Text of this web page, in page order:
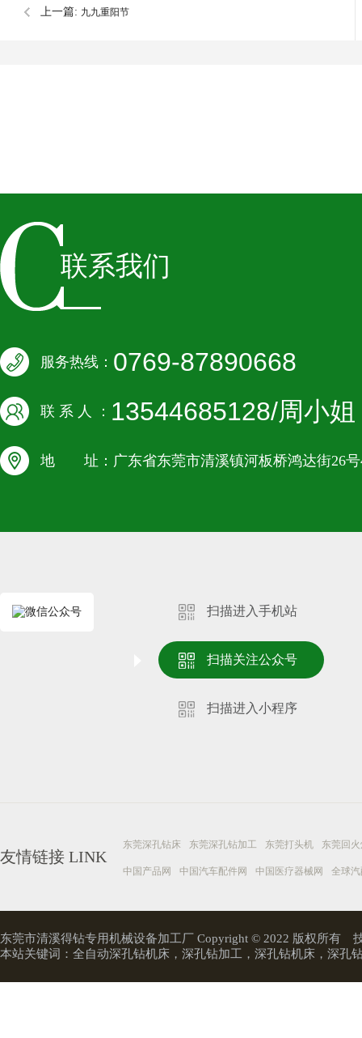
上一篇: 九九重阳节
联系我们
服务热线： 0769-87890668
联 系 人 ： 13544685128/周小姐
地 址：广东省东莞市清溪镇河板桥鸿达街26号
扫描进入手机站
扫描关注公众号
扫描进入小程序
友情链接 LINK
东莞深孔钻床 东莞深孔钻加工 东莞打头机 东莞回
中国产品网 中国汽车配件网 中国医疗器械网 全球
东莞市清溪得钻专用机械设备加工厂 Copyright © 2022 版权所有
本站关键词： 全自动深孔钻机床 ， 深孔钻加工 ， 深孔钻机床 ， 深孔